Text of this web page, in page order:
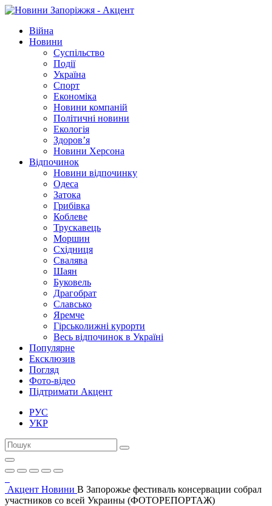
Війна
Новини
Суспільство
Події
Україна
Спорт
Економіка
Новини компаній
Політичні новини
Екологія
Здоров’я
Новини Херсона
Відпочинок
Новини відпочинку
Одеса
Затока
Грибівка
Коблеве
Трускавець
Моршин
Східниця
Свалява
Шаян
Буковель
Драгобрат
Славсько
Яремче
Гірськолижні курорти
Весь відпочинок в Україні
Популярне
Ексклюзив
Погляд
Фото-відео
Підтримати Акцент
РУС
УКР
Акцент Новини В Запорожье фестиваль консервации собрал
участников со всей Украины (ФОТОРЕПОРТАЖ)